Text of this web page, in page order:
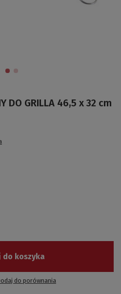
DO GRILLA 46,5 x 32 cm
do koszyka
do porównania